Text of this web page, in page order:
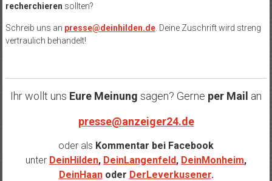
recherchieren sollten?
Schreib uns an presse@deinhilden.de. Deine Zuschrift wird streng
vertraulich behandelt!
Ihr wollt uns Eure Meinung sagen? Gerne per Mail an
presse@anzeiger24.de
oder als Kommentar bei Facebook
unter DeinHilden, DeinLangenfeld, DeinMonheim,
DeinHaanoder DerLeverkusener.